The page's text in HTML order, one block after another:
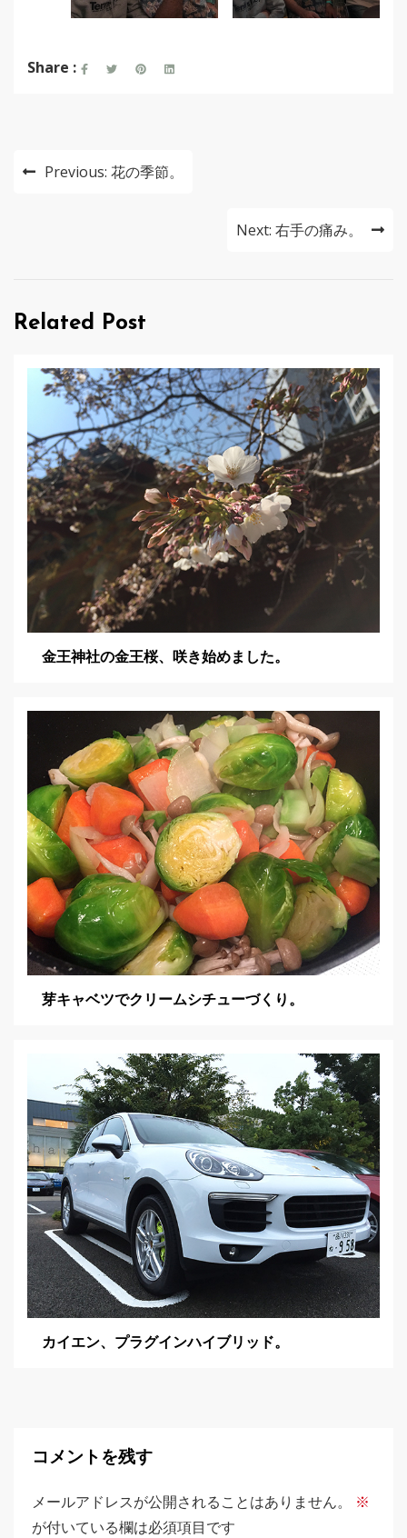
Share :
投
ー
ン
Previous: 花の季節。
Next: 右手の痛み。
Related Post
金王神社の金王桜、咲き始めました。
芽キャベツでクリームシチューづくり。
カイエン、プラグインハイブリッド。
コメントを残す
メールアドレスが公開されることはありません。
※
が付いている欄は必須項目です